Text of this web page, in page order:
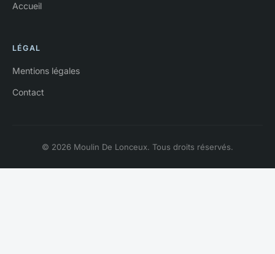
Accueil
LÉGAL
Mentions légales
Contact
© 2026 Moulin De Lonceux. Tous droits réservés.